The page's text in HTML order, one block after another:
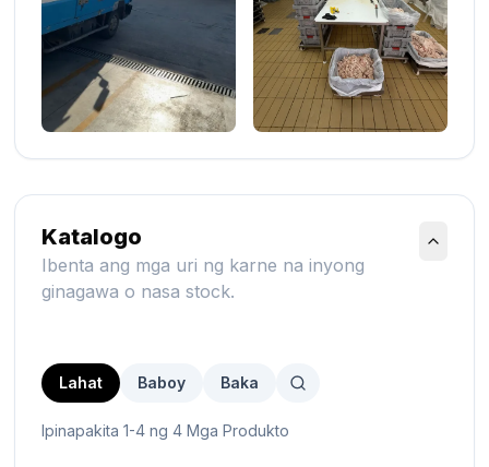
Katalogo
Ibenta ang mga uri ng karne na inyong
ginagawa o nasa stock.
Lahat Baboy Baka
Ipinapakita 1-4 ng 4 Mga Produkto